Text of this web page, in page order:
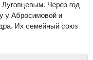
Через год
у Абросимовой и
Их семейный союз